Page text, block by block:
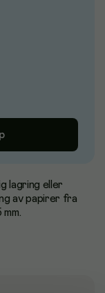
lagring eller
av papirer fra